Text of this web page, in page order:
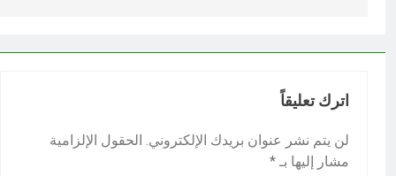
اترك تعليقاً
لن يتم نشر عنوان بريدك الإلكتروني. الحقول الإلزامية
مشار إليها بـ*